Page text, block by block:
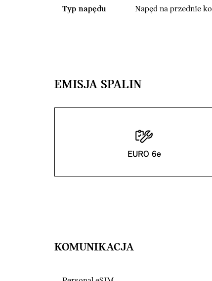
Typ napędu Napęd na przednie
EMISJA SPALIN
EURO 6e
KOMUNIKACJA